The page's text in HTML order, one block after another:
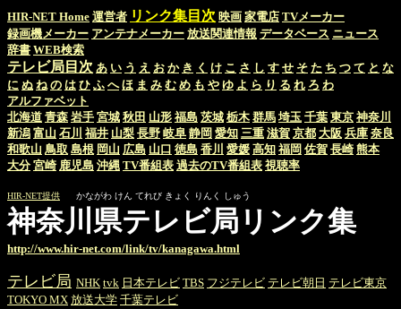
HIR-NET Home 運営者 リンク集目次 映画 家電店 TVメーカー
録画機メーカー アンテナメーカー 放送関連情報 データベース ニュース
辞書 WEB検索
テレビ局目次 あ い う え お か き く け こ さ し す せ そ た ち つ て と な
に ぬ ね の は ひ ふ へ ほ ま み む め も や ゆ よ ら り る れ ろ わ
アルファベット
北海道 青森 岩手 宮城 秋田 山形 福島 茨城 栃木 群馬 埼玉 千葉 東京 神奈川
新潟 富山 石川 福井 山梨 長野 岐阜 静岡 愛知 三重 滋賀 京都 大阪 兵庫 奈良
和歌山 鳥取 島根 岡山 広島 山口 徳島 香川 愛媛 高知 福岡 佐賀 長崎 熊本
大分 宮崎 鹿児島 沖縄 TV番組表 過去のTV番組表 視聴率
HIR-NET提供 かながわ けん てれび きょく りんく しゅう
神奈川県テレビ局リンク集
http://www.hir-net.com/link/tv/kanagawa.html
テレビ局 NHK tvk 日本テレビ TBS フジテレビ テレビ朝日 テレビ東京
TOKYO MX 放送大学 千葉テレビ